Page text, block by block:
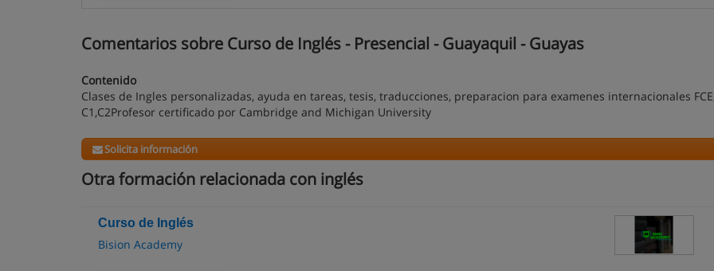
Comentarios sobre Curso de Inglés - Presencial - Guayaquil - Guayas
Contenido
Clases de Ingles personalizadas, ayuda en tareas, tesis, traducciones, preparacion para examenes internacionales
C1,C2Profesor certificado por Cambridge and Michigan University
Solicita información
Otra formación relacionada con inglés
Curso de Inglés
Bision Academy